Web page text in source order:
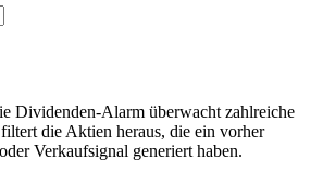
Dividenden-Alarm überwacht zahlreiche
die Aktien heraus, die ein vorher
Verkaufsignal generiert haben.